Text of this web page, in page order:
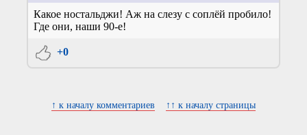
Какое ностальджи! Аж на слезу с соплёй пробило!
Где они, наши 90-е!
+0
↑ к началу комментариев ↑↑ к началу страницы